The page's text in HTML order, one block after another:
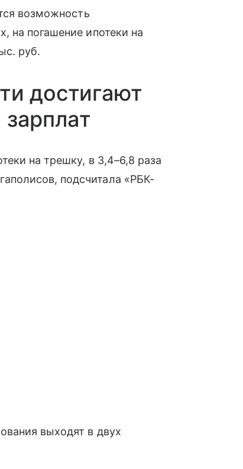
возможность
на погашение ипотеки на
руб.
достигают
на трешку, в 3,4–6,8 раза
подсчитала «РБК-
выходят в двух